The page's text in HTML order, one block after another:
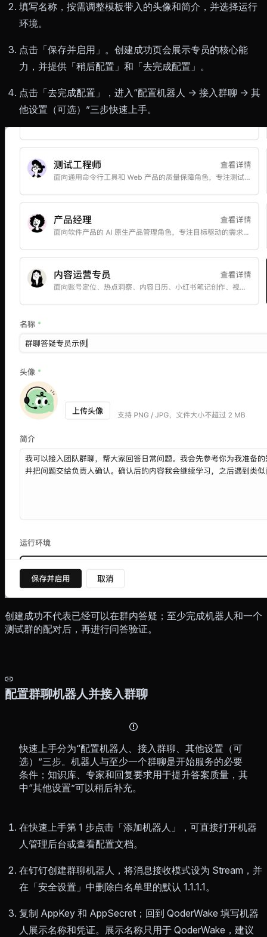
填写名称，按需调整模板带入的头像和简介，并选择运行
环境。
点击「保存并启用」。创建成功页会展示专员的核心能
力，并提供「稍后配置」和「去完成配置」。
点击「去完成配置」，进入“配置机器人 → 接入群聊 → 其
他设置（可选）”三步快速上手。
创建成功不代表已经可以在群内答疑；至少完成机器人和一个
测试群的配对后，再进行问答验证。
配置群聊机器人并接入群聊
快速上手分为“配置机器人、接入群聊、其他设置（可
选）”三步。机器人与至少一个群聊是开始服务的必要
条件；知识库、专家和回复要求用于提升答案质量，其
中“其他设置”可以稍后补充。
在快速上手第 1 步点击「添加机器人」，可直接打开机器
人管理后台或查看配置文档。
在钉钉创建群聊机器人，将消息接收模式设为 Stream，并
在「安全设置」中删除白名单里的默认 1.1.1.1。
复制 AppKey 和 AppSecret；回到 QoderWake 填写机器
人展示名称和凭证。展示名称只用于 QoderWake，建议